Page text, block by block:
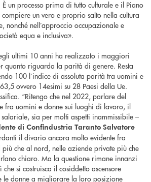
un processo prima di tutto culturale e il Piano
un vero e proprio salto nella cultura
nonché nell’approccio occupazionale e
equa e inclusiva».
ultimi 10 anni ha realizzato i maggiori
quanto riguarda la parità di genere. Resta
100 l’indice di assoluta parità tra uomini e
ovvero 14esimi su 28 Paesi della Ue.
“Ritengo che nel 2022, parlare del
fra uomini e donne sui luoghi di lavoro, il
sia per molti aspetti inammissibile –
di Confindustria Taranto Salvatore
il divario ancora molto evidente fra
che al nord, nelle aziende private più che
chiaro. Ma la questione rimane innanzi
si costruisca il cosiddetto ascensore
le donne a migliorare la loro posizione